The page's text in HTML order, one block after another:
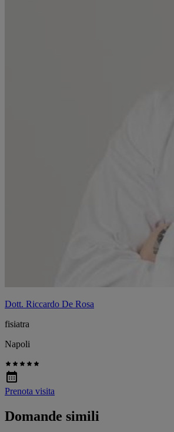
Dott. Riccardo De Rosa
fisiatra
Napoli
Prenota visita
Domande simili